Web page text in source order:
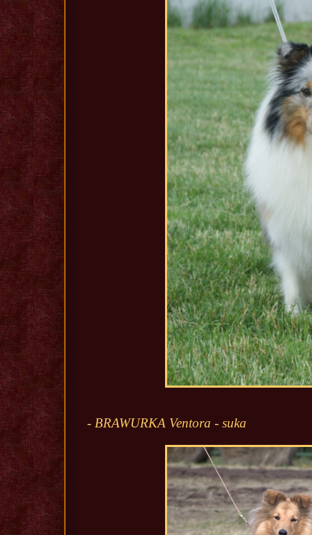
- BRAWURKA Ventora - suka